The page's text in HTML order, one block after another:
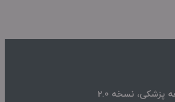
پزشکی، نسخه 2.0